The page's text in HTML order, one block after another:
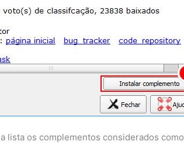
lista os complementos considerados como